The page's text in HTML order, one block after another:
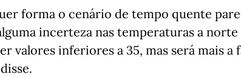
forma o cenário de tempo quente
incerteza nas temperaturas a
valores inferiores a 35, mas será mais